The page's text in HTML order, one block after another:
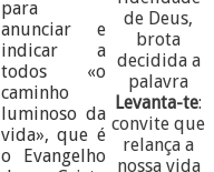
para
anunciar e
indicar a
todos «o
caminho
luminoso da
vida», que é
o Evangelho
de Deus,
brota
decidida a
palavra
Levanta-te:
convite que
relança a
nossa vida